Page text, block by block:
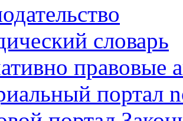
словарь
правовые
портал